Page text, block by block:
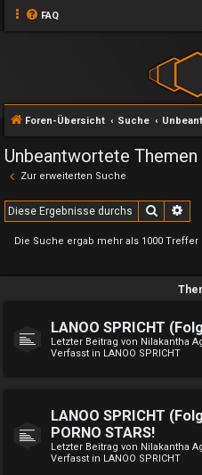
FAQ
Foren-Übersicht Suche
Unbeantwortete Themen
Zur erweiterten Suche
Suche
Die Suche ergab mehr als 1000 Treffer
LANOO SPRICHT
Letzter Beitrag von Nilakantha
Verfasst in LANOO SPRICHT
LANOO SPRICHT
PORNO STARS!
Letzter Beitrag von Nilakantha
Verfasst in LANOO SPRICHT